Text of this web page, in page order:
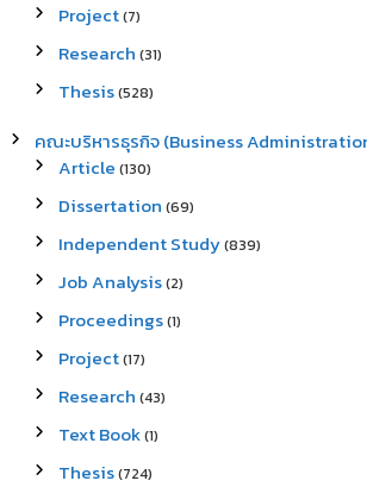
Project(7)
Research (31)
Thesis(528)
คณะบริหารธุรกิจ (Business
Article (130)
Dissertation (69)
Independent Study(839)
Job Analysis(2)
Proceedings(1)
Project(17)
Research (43)
Text Book(1)
Thesis(724)